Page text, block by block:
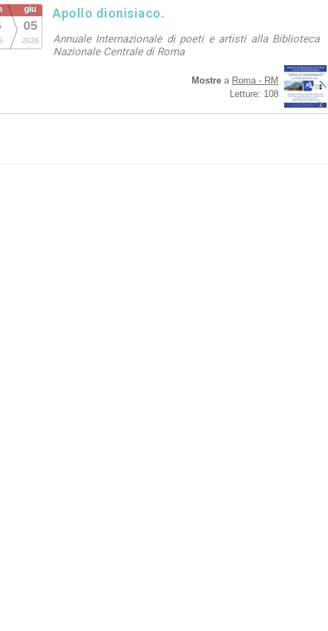
giu
05
2026
Apollo dionisiaco.
Annuale Internazionale di poeti e artisti alla Biblioteca
Nazionale Centrale di Roma
Mostre a Roma - RM
Letture: 108